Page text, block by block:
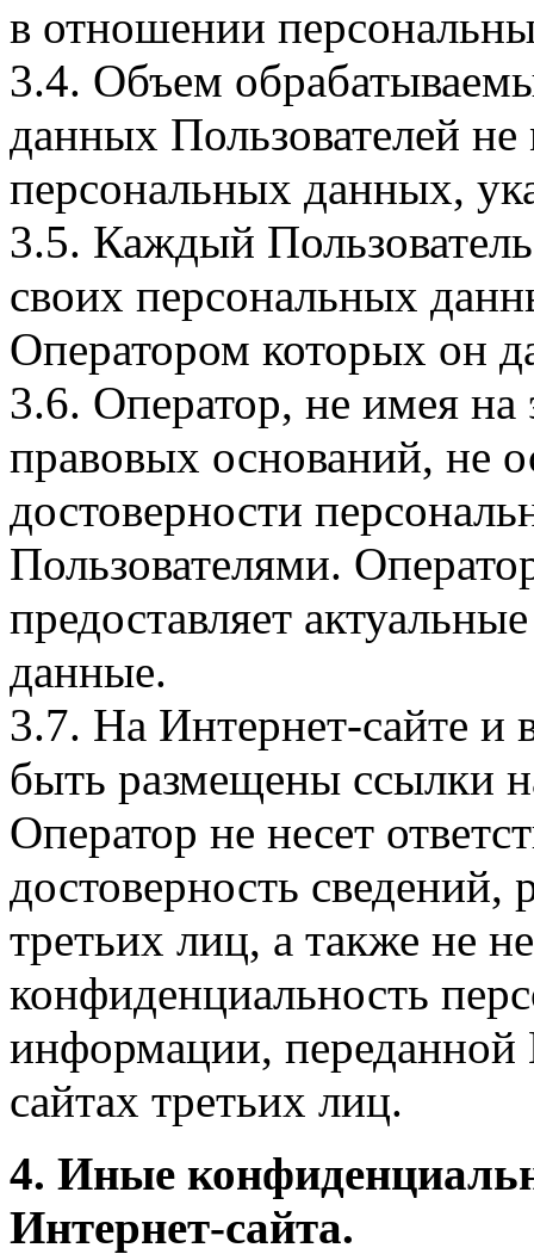
в отношении
3.4. Объем
данных Пользователей
персональных данных,
3.5. Каждый
своих персональных
Оператором которых он
3.6. Оператор, не имея
правовых оснований, не
достоверности
Пользователями.
предоставляет
данные.
3.7. На Интернет-сайте
быть размещены ссылки
Оператор не несет
достоверность
третьих лиц, а также не
конфиденциальность
информации, переданной
сайтах третьих лиц.
4. Иные
Интернет-сайта.